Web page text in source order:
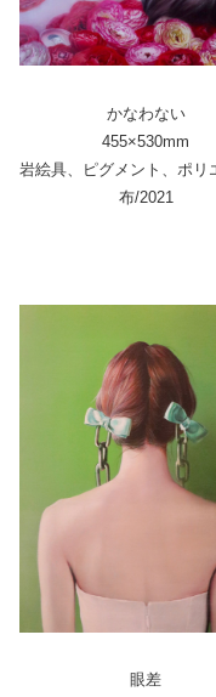
かなわない
455×530mm
岩絵具、ピグメント、ポリ
布/2021
眼差